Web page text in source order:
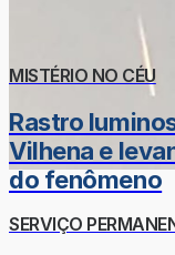
MISTÉRIO NO CÉU
Rastro
Vilhena e
do fenômeno
SERVIÇO